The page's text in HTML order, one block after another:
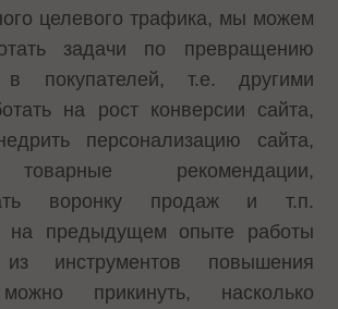
целевого трафика, мы можем
задачи по превращению
в покупателей, т.е. другими
на рост конверсии сайта,
персонализацию сайта,
рекомендации,
воронку продаж и т.п.
на предыдущем опыте работы
инструментов повышения
прикинуть, насколько